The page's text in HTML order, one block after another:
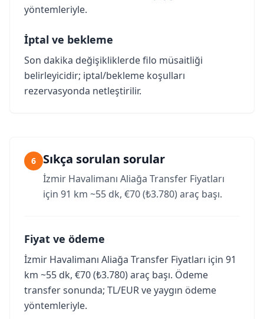
yöntemleriyle.
İptal ve bekleme
Son dakika değişikliklerde filo müsaitliği
belirleyicidir; iptal/bekleme koşulları
rezervasyonda netleştirilir.
6 Sıkça sorulan sorular
İzmir Havalimanı Aliağa Transfer Fiyatları
için 91 km ~55 dk, €70 (₺3.780) araç başı.
Fiyat ve ödeme
İzmir Havalimanı Aliağa Transfer Fiyatları için 91
km ~55 dk, €70 (₺3.780) araç başı. Ödeme
transfer sonunda; TL/EUR ve yaygın ödeme
yöntemleriyle.